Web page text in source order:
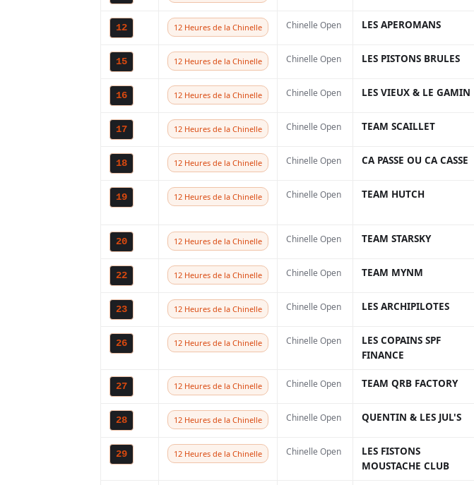
12 12 Heures de la Chinelle Chinelle Open LES APEROMANS
15 12 Heures de la Chinelle Chinelle Open LES PISTONS BRULES
16 12 Heures de la Chinelle Chinelle Open LES VIEUX & LE GAMIN
17 12 Heures de la Chinelle Chinelle Open TEAM SCAILLET
18 12 Heures de la Chinelle Chinelle Open CA PASSE OU CA CASSE
19 12 Heures de la Chinelle Chinelle Open TEAM HUTCH
20 12 Heures de la Chinelle Chinelle Open TEAM STARSKY
22 12 Heures de la Chinelle Chinelle Open TEAM MYNM
23 12 Heures de la Chinelle Chinelle Open LES ARCHIPILOTES
26 12 Heures de la Chinelle Chinelle Open
LES COPAINS SPF
FINANCE
27 12 Heures de la Chinelle Chinelle Open TEAM QRB FACTORY
28 12 Heures de la Chinelle Chinelle Open QUENTIN & LES JUL'S
29 12 Heures de la Chinelle Chinelle Open
LES FISTONS
MOUSTACHE CLUB
15 MAI 2026 138
Partager Facebook X
motocross retombe, une autre catégorie
entre en scène : les spécialistes des
plus belles côtes françaises. Le nouveau
du Championnat de France des Sables